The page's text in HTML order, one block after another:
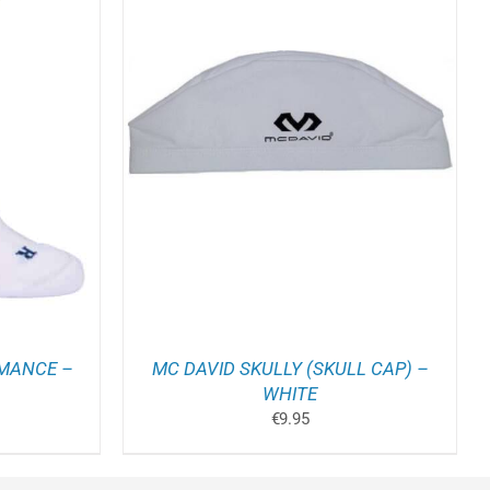
–
MC DAVID SKULLY (SKULL CAP) –
WHITE
€9.95